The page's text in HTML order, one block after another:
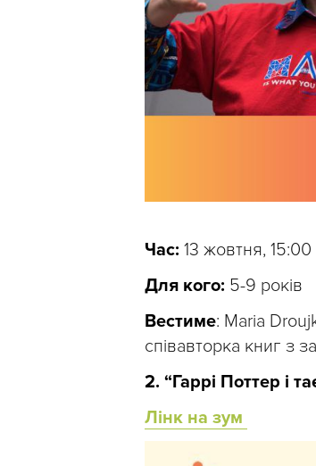
Час: 13 жовтня, 15:00
Для кого: 5-9 років
Вестиме: Maria
співавторка книг з
2. “Гаррі Поттер і
Лінк на зум